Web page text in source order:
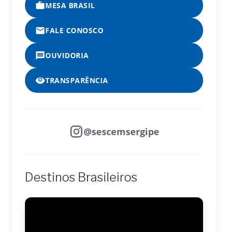
MESA BRASIL
FALE CONOSCO
OUVIDORIA
TRANSPARÊNCIA
@sescemsergipe
Destinos Brasileiros